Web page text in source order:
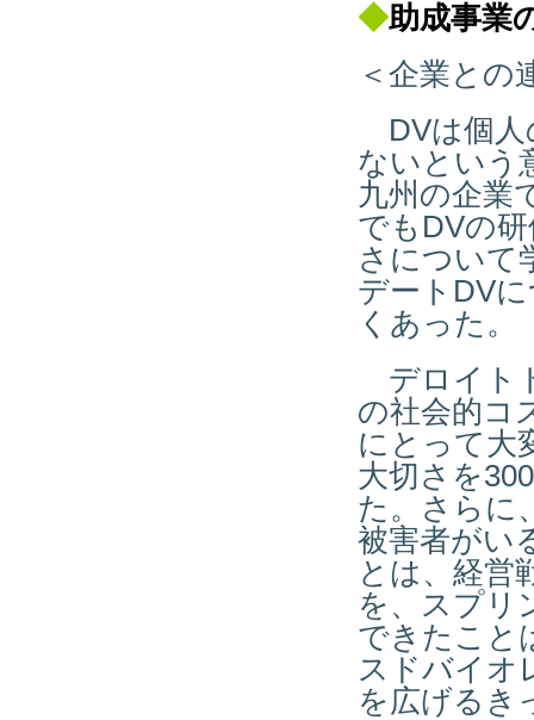
◆助成事業
＜企業との
DVは個人
ないという
九州の企業
でもDVの
さについて
デートDV
くあった。
デロイト
の社会的コ
にとって大
大切さを
た。さらに
被害者がい
とは、経営
を、スプリ
できたこと
スドバイオ
を広げるき